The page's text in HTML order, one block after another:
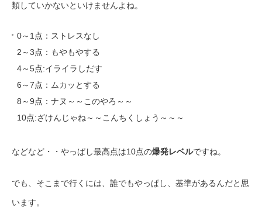
類していかないといけませんよね。
0～1点：ストレスなし
2～3点：もやもやする
4～5点:イライラしだす
6～7点：ムカッとする
8～9点：ナヌ～～このやろ～～
10点:ざけんじゃね～～こんちくしょう～～～
などなど・・やっぱし最高点は10点の爆発レベルですね。
でも、そこまで行くには、誰でもやっぱし、基準があるんだと思
います。